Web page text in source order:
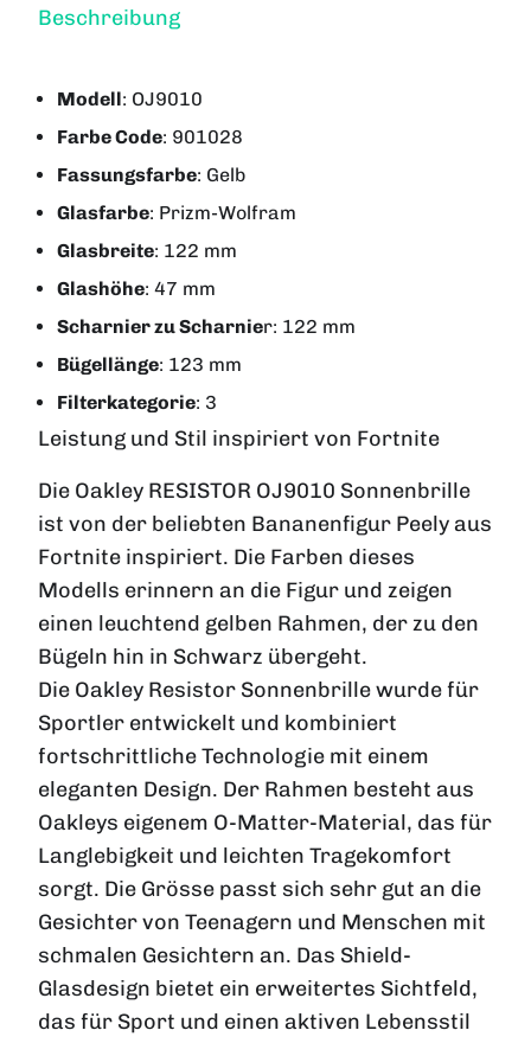
Beschreibung
Modell: OJ9010
Farbe Code: 901028
Fassungsfarbe: Gelb
Glasfarbe: Prizm-Wolfram
Glasbreite: 122 mm
Glashöhe: 47 mm
Scharnier zu Scharnier: 122 mm
Bügellänge: 123 mm
Filterkategorie: 3
Leistung und Stil inspiriert von Fortnite
Die Oakley RESISTOR OJ9010 Sonnenbrille
ist von der beliebten Bananenfigur Peely aus
Fortnite inspiriert. Die Farben dieses
Modells erinnern an die Figur und zeigen
einen leuchtend gelben Rahmen, der zu den
Bügeln hin in Schwarz übergeht.
Die Oakley Resistor Sonnenbrille wurde für
Sportler entwickelt und kombiniert
fortschrittliche Technologie mit einem
eleganten Design. Der Rahmen besteht aus
Oakleys eigenem O-Matter-Material, das für
Langlebigkeit und leichten Tragekomfort
sorgt. Die Grösse passt sich sehr gut an die
Gesichter von Teenagern und Menschen mit
schmalen Gesichtern an. Das Shield-
Glasdesign bietet ein erweitertes Sichtfeld,
das für Sport und einen aktiven Lebensstil